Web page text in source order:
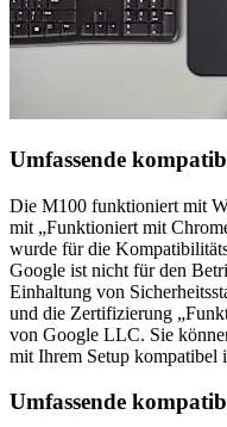
Umfassende
Die M100 funktioniert mit
mit „Funktioniert mit
wurde für die
Google ist nicht für den
Einhaltung von
und die Zertifizierung
von Google LLC. Sie
mit Ihrem Setup kompatibel
Umfassende